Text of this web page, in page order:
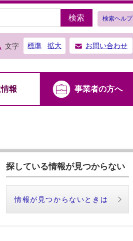
検索 検索ヘルプ
文字 標準 拡大 お問い合わせ
報 事業者の方へ
探している情報が見つからない
情報が見つからないときは